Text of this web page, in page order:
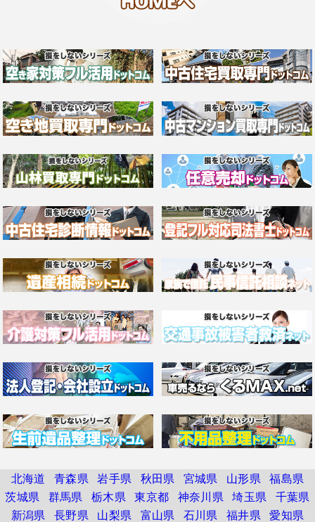
北海道 青森県 岩手県 秋田県 宮城県 山形県 福島県
茨城県 群馬県 栃木県 東京都 神奈川県 埼玉県 千葉県
新潟県 長野県 山梨県 富山県 石川県 福井県 愛知県